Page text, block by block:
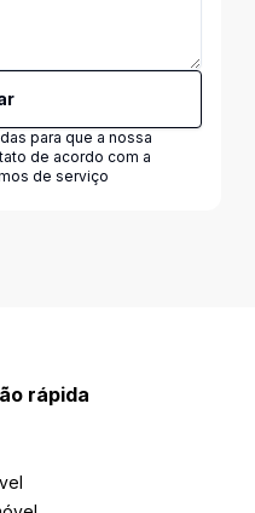
para que a nossa
de acordo com a
de serviço
rápida